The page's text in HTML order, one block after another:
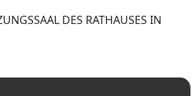
DES RATHAUSES IN